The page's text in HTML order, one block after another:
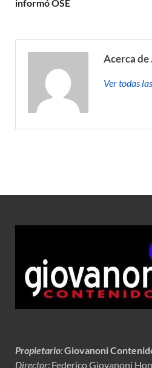
informó OSE
Acerca de
Ver todas
Propietario:Giovanoni
Director: Federico Giovanoni